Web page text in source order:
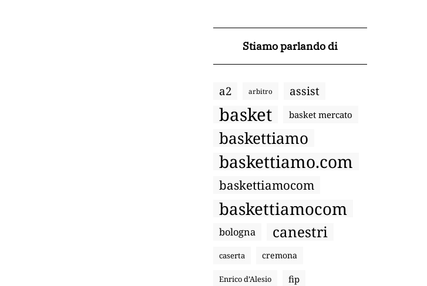
Stiamo parlando di
a2 arbitro assist
basket basket mercato
baskettiamo
baskettiamo.com
baskettiamocom
baskettiamocom
bologna canestri
caserta cremona
Enrico d’Alesio fip